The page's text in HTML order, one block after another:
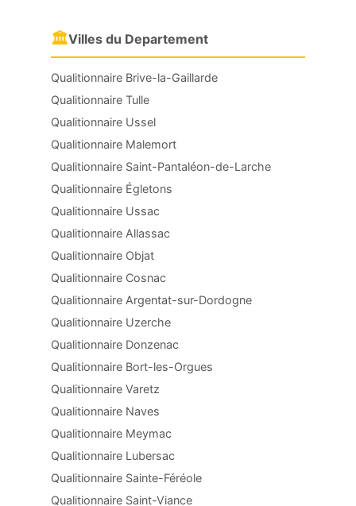
🏛Villes du Departement
Qualitionnaire Brive-la-Gaillarde
Qualitionnaire Tulle
Qualitionnaire Ussel
Qualitionnaire Malemort
Qualitionnaire Saint-Pantaléon-de-Larche
Qualitionnaire Égletons
Qualitionnaire Ussac
Qualitionnaire Allassac
Qualitionnaire Objat
Qualitionnaire Cosnac
Qualitionnaire Argentat-sur-Dordogne
Qualitionnaire Uzerche
Qualitionnaire Donzenac
Qualitionnaire Bort-les-Orgues
Qualitionnaire Varetz
Qualitionnaire Naves
Qualitionnaire Meymac
Qualitionnaire Lubersac
Qualitionnaire Sainte-Féréole
Qualitionnaire Saint-Viance